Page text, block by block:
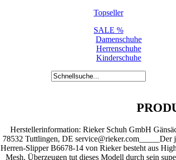
Topseller
SALE %
Damenschuhe
Herrenschuhe
Kinderschuhe
Herstellerinformation: Rieker Schuh GmbH
78532 Tuttlingen, DE service@rieker.com_____Der
Herren-Slipper B6678-14 von Rieker besteht aus
Mesh. Überzeugen tut dieses Modell durch sein